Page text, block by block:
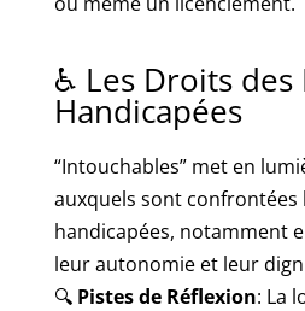
♿ Les Droits
Handicapées
“Intouchables” met en
auxquels sont confrontées
handicapées, notamment
leur autonomie et leur
🔍 Pistes de Réflexion: La